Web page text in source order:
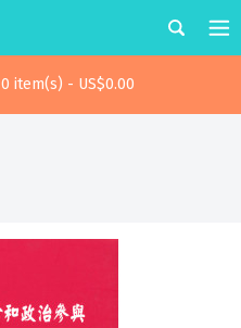
0 item(s) - US$0.00